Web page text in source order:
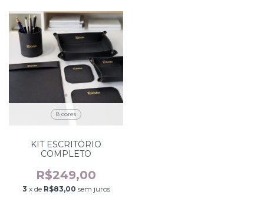
8 cores
KIT ESCRITÓRIO
COMPLETO
R$249,00
3 x de R$83,00 sem juros